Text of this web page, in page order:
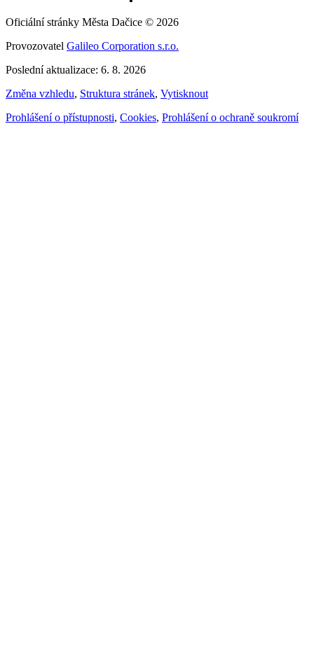
Oficiální stránky Města Dačice © 2026
Provozovatel Galileo Corporation s.r.o.
Poslední aktualizace: 6. 8. 2026
Změna vzhledu, Struktura stránek, Vytisknout
Prohlášení o přístupnosti, Cookies, Prohlášení o ochraně soukromí